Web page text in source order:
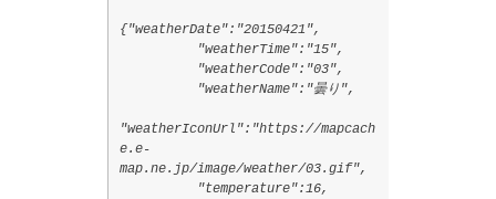
{"weatherDate":"20150421",
"weatherTime":"15",
"weatherCode":"03",
"weatherName":"曇り",
"weatherIconUrl":"https://mapcach
e.e-
map.ne.jp/image/weather/03.gif",
"temperature":16,